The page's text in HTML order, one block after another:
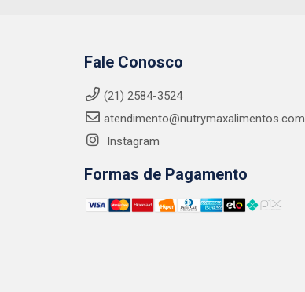
Fale Conosco
(21) 2584-3524
atendimento@nutrymaxalimentos.com
Instagram
Formas de Pagamento